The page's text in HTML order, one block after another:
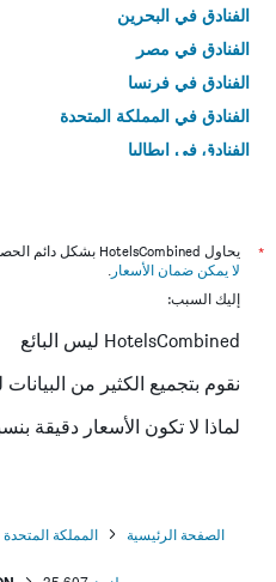
الفنادق في البحرين
الفنادق في مصر
الفنادق في فرنسا
الفنادق في المملكة المتحدة
الفنادق في إيطاليا
*
يحاول HotelsCombined بشكل دائم الحصول على الأسعار الدقيقة، ولكن
لا يمكن ضمان الأسعار .
إليك السبب:
HotelsCombined ليس البائع
نقوم بتجميع الكثير من البيانات
لماذا لا تكون الأسعار دقيقة بنسبة
الصفحة الرئيسية المملكة المتحدة